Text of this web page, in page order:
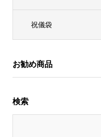
祝儀袋
お勧め商品
検索